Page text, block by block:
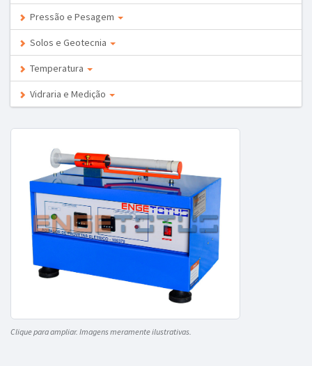
Pressão e Pesagem
Solos e Geotecnia
Temperatura
Vidraria e Medição
Clique para ampliar. Imagens meramente ilustrativas.